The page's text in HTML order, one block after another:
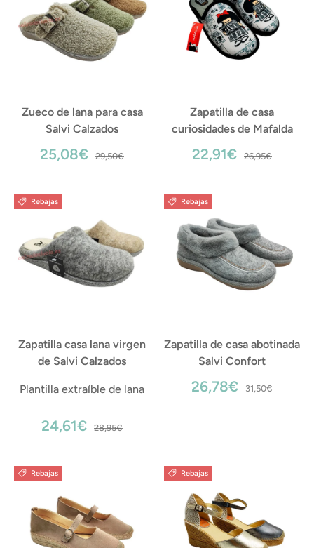
Zueco de lana para casa
Salvi Calzados
25,08€ 29,50€
Zapatilla de casa
curiosidades de Mafalda
22,91€ 26,95€
Rebajas
Zapatilla casa lana virgen
de Salvi Calzados
Plantilla extraíble de lana
24,61€ 28,95€
Rebajas
Zapatilla de casa abotinada
Salvi Confort
26,78€ 31,50€
Rebajas Rebajas